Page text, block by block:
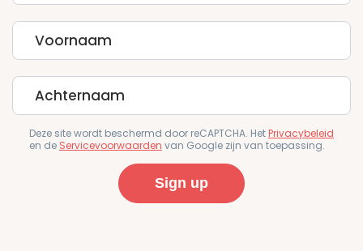
First
Name
Last
Name
Deze site wordt beschermd door reCAPTCHA. HetPrivacybeleid
en de Servicevoorwaarden van Google zijn van toepassing.